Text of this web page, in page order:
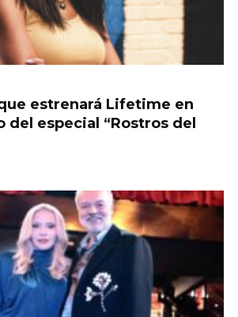
estrenará Lifetime en
del especial “Rostros del